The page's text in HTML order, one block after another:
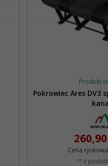
Produkt
Pokrowiec Ares DV3
260,90
Cena
* z